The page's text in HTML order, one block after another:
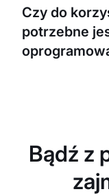
ustawić
także
Czy do
potrzebne
Bądź z